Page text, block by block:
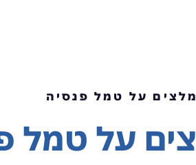
על טמל פנסיה
על טמל